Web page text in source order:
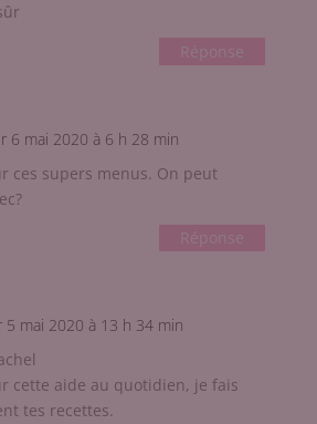
Réponse
6 mai 2020 à 6 h 28 min
ces supers menus. On peut
Réponse
5 mai 2020 à 13 h 34 min
cette aide au quotidien, je fais
tes recettes.